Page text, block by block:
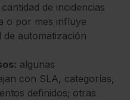
cantidad de incidencias
o por mes influye
de automatización
algunas
con SLA, categorías,
definidos; otras